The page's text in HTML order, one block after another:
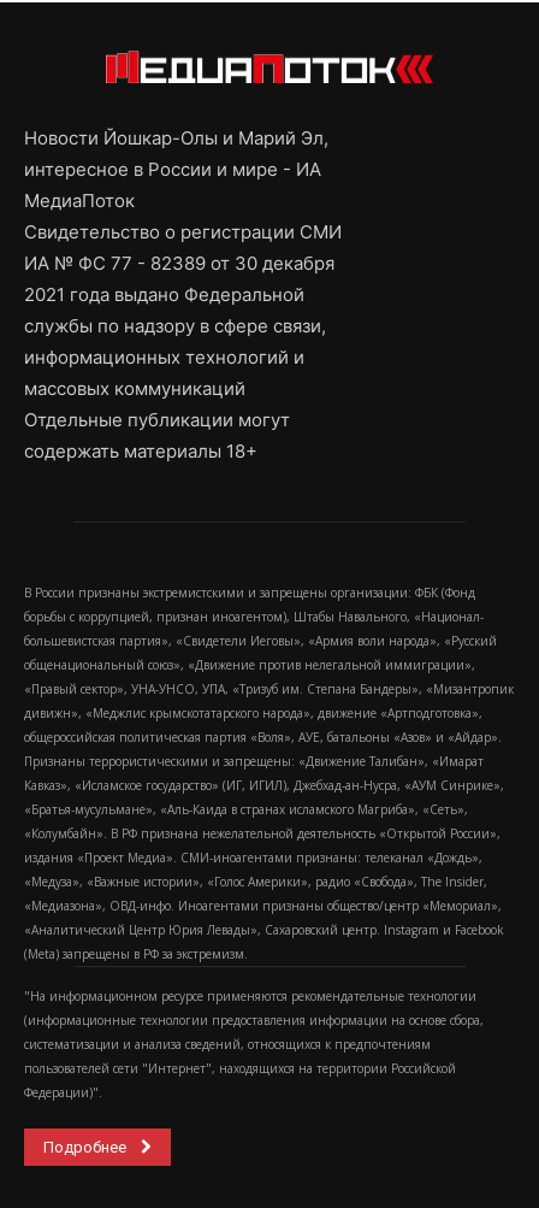
Новости Йошкар-Олы и Марий Эл,
интересное в России и мире - ИА
МедиаПоток
Свидетельство о регистрации СМИ
ИА № ФС 77 - 82389 от 30 декабря
2021 года выдано Федеральной
службы по надзору в сфере связи,
информационных технологий и
массовых коммуникаций
Отдельные публикации могут
содержать материалы 18+
В России признаны экстремистскими и запрещены организации: ФБК (Фонд
борьбы с коррупцией, признан иноагентом), Штабы Навального, «Национал-
большевистская партия», «Свидетели Иеговы», «Армия воли народа», «Русский
общенациональный союз», «Движение против нелегальной иммиграции»,
«Правый сектор», УНА-УНСО, УПА, «Тризуб им. Степана Бандеры», «Мизантропик
дивижн», «Меджлис крымскотатарского народа», движение «Артподготовка»,
общероссийская политическая партия «Воля», АУЕ, батальоны «Азов» и «Айдар».
Признаны террористическими и запрещены: «Движение Талибан», «Имарат
Кавказ», «Исламское государство» (ИГ, ИГИЛ), Джебхад-ан-Нусра, «АУМ Синрике»,
«Братья-мусульмане», «Аль-Каида в странах исламского Магриба», «Сеть»,
«Колумбайн». В РФ признана нежелательной деятельность «Открытой России»,
издания «Проект Медиа». СМИ-иноагентами признаны: телеканал «Дождь»,
«Медуза», «Важные истории», «Голос Америки», радио «Свобода», The Insider,
«Медиазона», ОВД-инфо. Иноагентами признаны общество/центр «Мемориал»,
«Аналитический Центр Юрия Левады», Сахаровский центр. Instagram и Facebook
(Metа) запрещены в РФ за экстремизм.
"На информационном ресурсе применяются рекомендательные технологии
(информационные технологии предоставления информации на основе сбора,
систематизации и анализа сведений, относящихся к предпочтениям
пользователей сети "Интернет", находящихся на территории Российской
Федерации)".
Подробнее